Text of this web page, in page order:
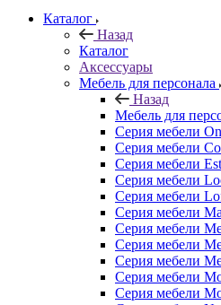
Каталог
Назад
Каталог
Аксессуары
Мебель для персонала
Назад
Мебель для
Серия мебели
Серия мебели
Серия мебели
Серия мебели
Серия мебели
Серия мебели
Серия мебели
Серия мебели
Серия мебели
Серия мебели
Серия мебели